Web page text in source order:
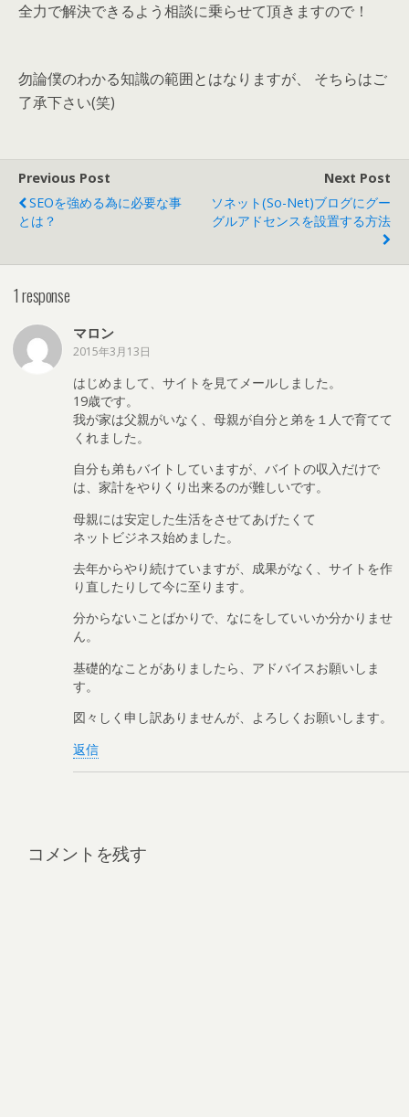
全力で解決できるよう相談に乗らせて頂きますので！
勿論僕のわかる知識の範囲とはなりますが、 そちらはご
了承下さい(笑)
Previous Post
SEOを強める為に必要な事
とは？
Next Post
ソネット(So-Net)ブログにグー
グルアドセンスを設置する方法
1 response
マロン
2015年3月13日
はじめまして、サイトを見てメールしました。
19歳です。
我が家は父親がいなく、母親が自分と弟を１人で育てて
くれました。
自分も弟もバイトしていますが、バイトの収入だけで
は、家計をやりくり出来るのが難しいです。
母親には安定した生活をさせてあげたくて
ネットビジネス始めました。
去年からやり続けていますが、成果がなく、サイトを作
り直したりして今に至ります。
分からないことばかりで、なにをしていいか分かりませ
ん。
基礎的なことがありましたら、アドバイスお願いしま
す。
図々しく申し訳ありませんが、よろしくお願いします。
返信
コメントを残す